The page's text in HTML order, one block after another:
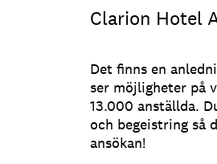
Clarion Hotel
Det finns en
ser möjligheter på
13.000 anställda.
och begeistring så
ansökan!